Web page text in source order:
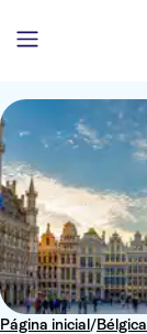
Página inicial/Bélgica